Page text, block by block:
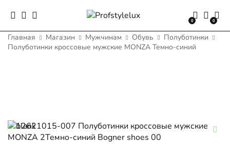
0 0
Главная Магазин Мужчинам Обувь
Полуботинки
Полуботинки кроссовые мужские MONZA Темно-синий